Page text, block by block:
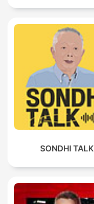
SONDHI TALK